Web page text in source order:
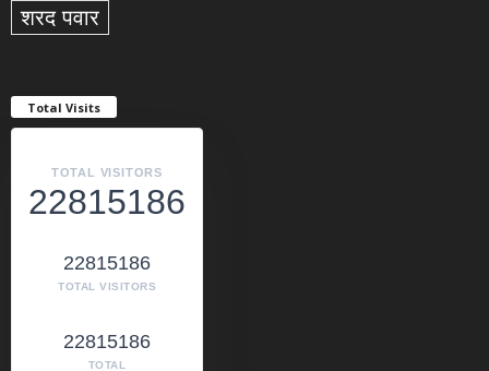
शरद पवार
Total Visits
TOTAL VISITORS
22815186
22815186
TOTAL VISITORS
22815186
TOTAL